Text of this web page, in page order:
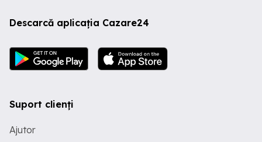
Descarcă aplicația Cazare24
Suport clienți
Ajutor